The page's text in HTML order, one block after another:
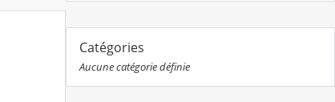
Catégories
Aucune catégorie définie